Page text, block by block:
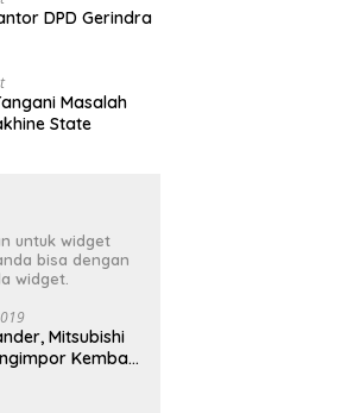
DPD Gerindra
Masalah
State
untuk widget
bisa dengan
widget.
Mitsubishi
Kembali